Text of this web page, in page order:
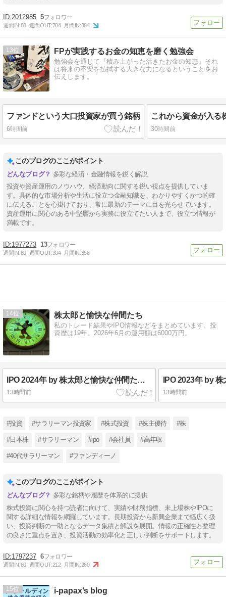
2012985 5
週間IN:88 週間OUT:704 月間IN:384
13 FPが実践するお金の知恵を磨く勉強会
勉強会を通じて『積み上がった活きたお金の知恵』それ
は将来の不安を払拭する大きな力になるということをお
伝えします。
ファンドという大口投資家が買う銘柄
6時間前
これから資金が入る
30時間前
このブログのここがポイント
多彩な経済・金融情報を鋭く解説
投資や資産運用のノウハウ、経済動向に関する鋭い視点を提供していま
す。具体的な市場分析や生活に役立つ金融知識を、わかりやすくかつ的確
に伝えることを心掛けており、常に最新のテーマに目を光らせています。
資産運用に関心のある中堅層から実務に役立てたい人まで、役立つ情報が
満載です。
1977273 13
週間IN:80 週間OUT:304 月間IN:356
14 株太郎と愉快な仲間たち
私のトレード結果やIPO情報などをまとめています。投
資歴は19年。2026年6月の運用額は6000万円。
IPO 2024年 by 株太郎と愉快な仲間たち ｜ 2024年のIPO実績
13時間前 13時間前
#投資 #サラリーマン投資家 #株式投資 #株主優待 #株
#日本株 #サラリーマン #ipo #会社員 #高年収
#40代サラリーマン #ファンディーノ
このブログのここがポイント
多彩な銘柄や履歴を体系的に提供
株式投資に関心を持つ読者に向けて、実績や財務指標、未上場株やIPOに
関する詳細な情報を網羅しています。長期投資から新興企業まで幅広く扱
い、投資判断の一助となるデータ集積と解説を展開。情報の正確性と整理
の良さに重点を置き、投資活動の効率化と正しい判断をサポートします。
1797237 6
週間IN:60 週間OUT:212 月間IN:260
15 i-papax’s blog